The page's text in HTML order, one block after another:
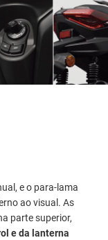
e o para-lama
ao visual. As
parte superior,
e da lanterna